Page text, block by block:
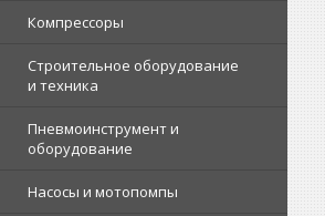
Компрессоры
Строительное оборудование
и техника
Пневмоинструмент и
оборудование
Насосы и мотопомпы